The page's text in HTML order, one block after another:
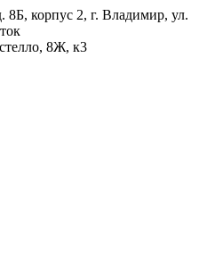
8Б, корпус 2, г. Владимир, ул.
8Ж, к3